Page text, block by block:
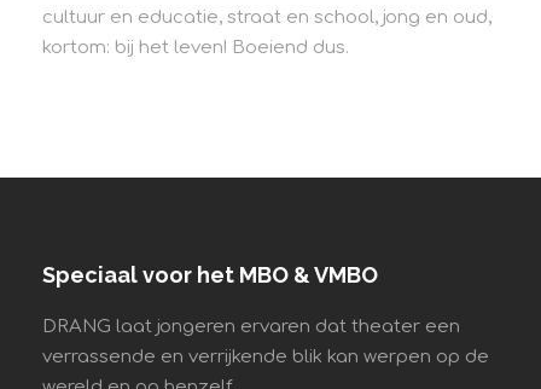
cultuur en educatie, straat en school, jong en oud,
kortom: bij het leven! Boeiend dus.
Speciaal voor het MBO & VMBO
DRANG laat jongeren ervaren dat theater een
verrassende en verrijkende blik kan werpen op de